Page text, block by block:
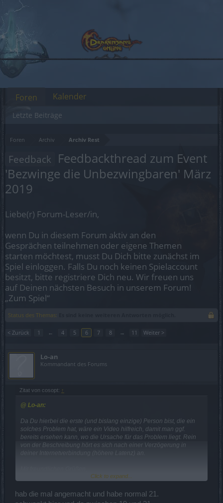
Foren Archiv Archiv Rest
Feedback Feedbackthread zum Event
'Bezwinge die Unbezwingbaren' März
2019
Liebe(r) Forum-Leser/in,
wenn Du in diesem Forum aktiv an den
Gesprächen teilnehmen oder eigene Themen
starten möchtest, musst Du Dich bitte zunächst im
Spiel einloggen. Falls Du noch keinen Spielaccount
besitzt, bitte registriere Dich neu. Wir freuen uns
auf Deinen nächsten Besuch in unserem Forum!
„Zum Spiel“
Status des Themas:
< Zurück 1 ← 4 5 6 7 8 → 11 Weiter >
Lo-an
Kommandant des Forums
Zitat von cosopt: ↑
@ Lo-an:
Da Du hierbei die erste (und bislang einzige) Person bist, die ein
solches Problem hat, wäre ein Video hilfreich, damit man ggf.
bereits ersehen kann, wo die Ursache für das Problem liegt. Rein
von der Beschreibung hört es sich nach einer Verzögerung in
deiner Internetverbindung (höhere Latenz) an.
Click to expand...
hab die mal angemacht und habe normal 21.
Foren
Letzte Beiträge
Kalender